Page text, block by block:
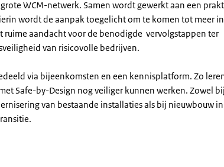
WCM-netwerk. Samen wordt gewerkt aan een
wordt de aanpak toegelicht om te komen tot meer
ruime aandacht voor de benodigde vervolgstappen ter
van risicovolle bedrijven.
via bijeenkomsten en een kennisplatform. Zo
Safe-by-Design nog veiliger kunnen werken. Zowel bij
van bestaande installaties als bij nieuwbouw in